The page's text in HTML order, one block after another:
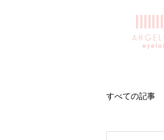
すべての記事